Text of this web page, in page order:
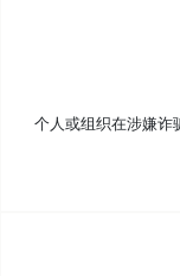
个人或组织在涉嫌诈